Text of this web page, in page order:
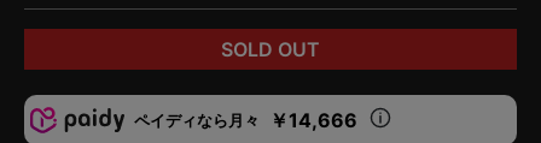
SOLD OUT
ペイディなら月々 ￥14,666